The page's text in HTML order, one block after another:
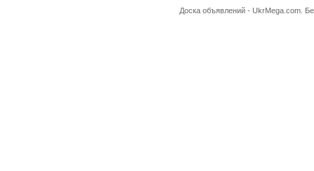
Доска объявлений - UkrMega.com.